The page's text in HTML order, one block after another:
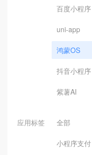
百度小程序
uni-app
鸿蒙OS
抖音小程序
紫薯AI
应用标签 全部
小程序支付